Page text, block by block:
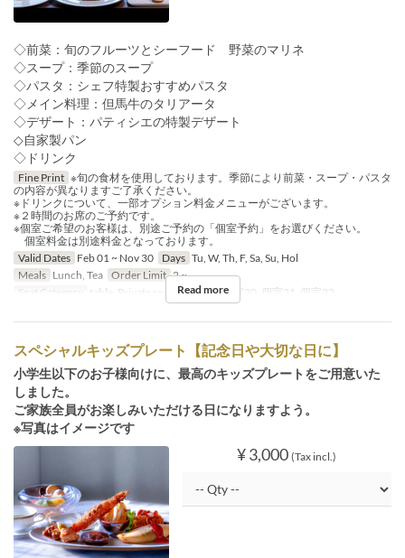
◇前菜：旬のフルーツとシーフード 野菜のマリネ
◇スープ：季節のスープ
◇パスタ：シェフ特製おすすめパスタ
◇メイン料理：但馬牛のタリアータ
◇デザート：パティシエの特製デザート
◇自家製パン
◇ドリンク
Fine Print ※旬の食材を使用しております。季節により前菜・スープ・パスタ
の内容が異なりますご了承ください。
※ドリンクについて、一部オプション料金メニューがございます。
※２時間のお席のご予約です。
※個室ご希望のお客様は、別途ご予約の「個室予約」をお選びください。
個室料金は別途料金となっております。
Valid Dates Feb 01 ~ Nov 30 Days Tu, W, Th, F, Sa, Su, Hol
Meals Lunch, Tea Order Limit 2 ~
Seat Category
table, Private room, 個室19, 個室20, 個室21, 個室22
Read more
スペシャルキッズプレート【記念日や大切な日に】
小学生以下のお子様向けに、最高のキッズプレートをご用意いた
しました。
ご家族全員がお楽しみいただける日になりますよう。
※写真はイメージです
¥ 3,000 (Tax incl.)